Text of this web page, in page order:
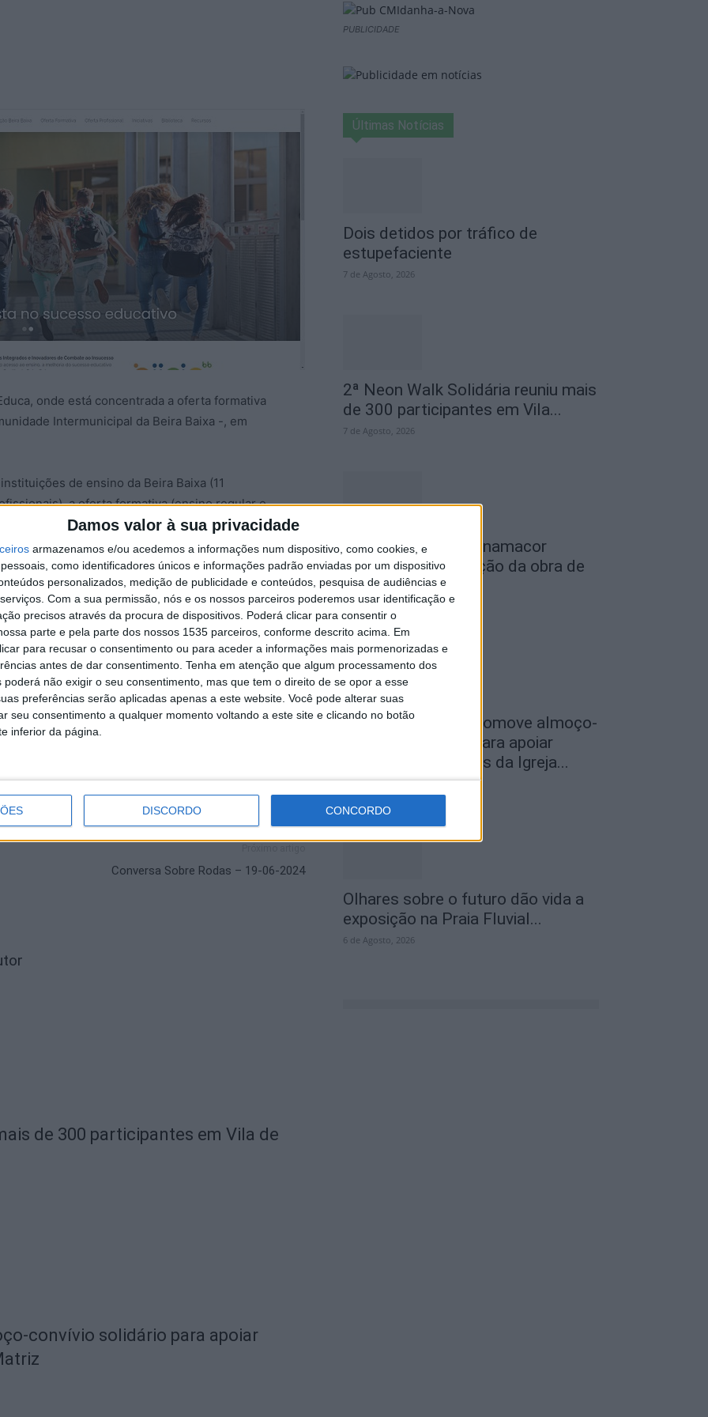
Damos valor à sua privacidade
armazenamos e/ou acedemos a informações num dispositivo, como cookies, e
como identificadores únicos e informações padrão enviadas por um dispositivo
personalizados, medição de publicidade e conteúdos, pesquisa de audiências e
Com a sua permissão, nós e os nossos parceiros poderemos usar identificação e
precisos através da procura de dispositivos. Poderá clicar para consentir o
parte e pela parte dos nossos 1535 parceiros, conforme descrito acima. Em
para recusar o consentimento ou para aceder a informações mais pormenorizadas e
antes de dar consentimento. Tenha em atenção que algum processamento dos
poderá não exigir o seu consentimento, mas que tem o direito de se opor a esse
preferências serão aplicadas apenas a este website. Você pode alterar suas
seu consentimento a qualquer momento voltando a este site e clicando no botão
inferior da página.
DISCORDO CONCORDO
onde está concentrada a oferta formativa
Intermunicipal da Beira Baixa -, em
de ensino da Beira Baixa (11
a oferta formativa (ensino regular e
Educação, de âmbito intermunicipal e municipal e
que podem ser utilizados dentro e fora de
também já disponível a oferta de cursos do Ensino
da Beira Baixa, onde é possível conhecer a
contactos úteis para melhor conhecerem a
Conversa Sobre Rodas – 19-06-2024
de 300 participantes em Vila de
convívio solidário para apoiar
PUBLICIDADE
Últimas Notícias
Dois detidos por tráfico de
estupefaciente
7 de Agosto, 2026
2ª Neon Walk Solidária reuniu mais
de 300 participantes em Vila...
7 de Agosto, 2026
Teatro Clube de Penamacor
recebeu apresentação da obra de
estreia de...
Proença-a-Velha promove almoço-
convívio solidário para apoiar
restauro dos altares da Igreja...
6 de Agosto, 2026
Olhares sobre o futuro dão vida a
exposição na Praia Fluvial...
6 de Agosto, 2026